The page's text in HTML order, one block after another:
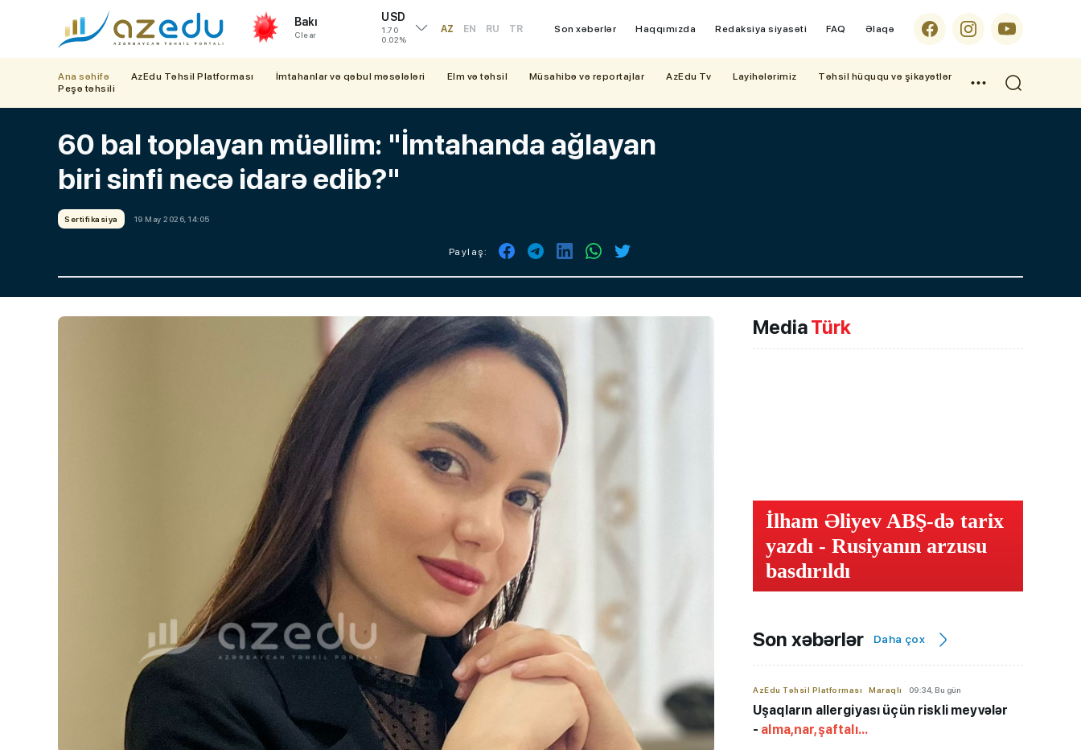
Bakı
Clear
USD
1.70
0.02%
AZ EN RU TR Son xəbərlər Haqqımızda Redaksiya siyasəti FAQ Əlaqə
Ana səhifə AzEdu Təhsil Platforması İmtahanlar və qəbul məsələləri Elm və təhsil Müsahibə və reportajlar AzEdu Tv Layihələrimiz
Təhsil hüququ və şikayətlər
Peşə təhsili
60 bal toplayan müəllim: "İmtahanda ağlayan
biri sinfi necə idarə edib?"
Sertifikasiya 19 May 2026, 14:05
Paylaş:
MediaTürk
İlham Əliyev ABŞ-də tarix
yazdı - Rusiyanın arzusu
basdırıldı
Son xəbərlər Daha çox
AzEdu Təhsil Platforması Maraqlı 09:34, Bu gün
Uşaqların allergiyası üçün riskli meyvələr
- alma,nar,şaftalı...